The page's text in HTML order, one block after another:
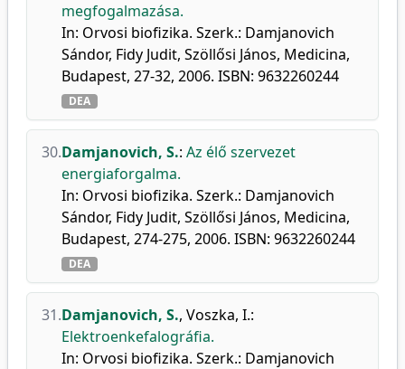
megfogalmazása.
In: Orvosi biofizika. Szerk.: Damjanovich
Sándor, Fidy Judit, Szöllősi János, Medicina,
Budapest, 27-32, 2006. ISBN: 9632260244
DEA
30.Damjanovich, S.: Az élő szervezet
energiaforgalma.
In: Orvosi biofizika. Szerk.: Damjanovich
Sándor, Fidy Judit, Szöllősi János, Medicina,
Budapest, 274-275, 2006. ISBN: 9632260244
DEA
31.Damjanovich, S., Voszka, I.:
Elektroenkefalográfia.
In: Orvosi biofizika. Szerk.: Damjanovich